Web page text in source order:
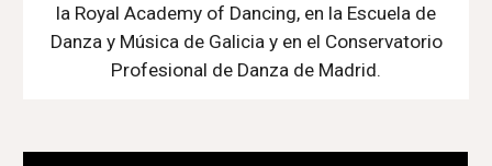
la Royal Academy of Dancing, en la Escuela de
Danza y Música de Galicia y en el Conservatorio
Profesional de Danza de Madrid.